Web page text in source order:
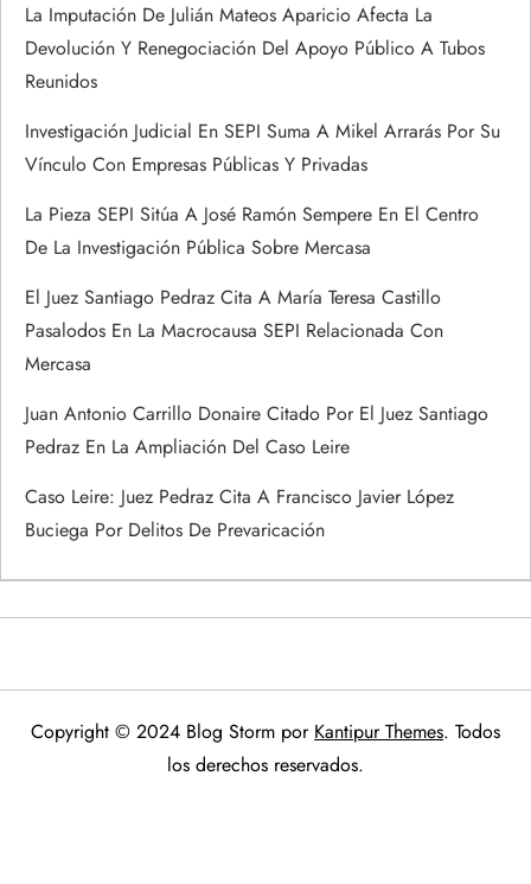
La Imputación De Julián Mateos Aparicio Afecta La
Devolución Y Renegociación Del Apoyo Público A Tubos
Reunidos
Investigación Judicial En SEPI Suma A Mikel Arrarás Por Su
Vínculo Con Empresas Públicas Y Privadas
La Pieza SEPI Sitúa A José Ramón Sempere En El Centro
De La Investigación Pública Sobre Mercasa
El Juez Santiago Pedraz Cita A María Teresa Castillo
Pasalodos En La Macrocausa SEPI Relacionada Con
Mercasa
Juan Antonio Carrillo Donaire Citado Por El Juez Santiago
Pedraz En La Ampliación Del Caso Leire
Caso Leire: Juez Pedraz Cita A Francisco Javier López
Buciega Por Delitos De Prevaricación
Copyright © 2024 Blog Storm por Kantipur Themes. Todos
los derechos reservados.